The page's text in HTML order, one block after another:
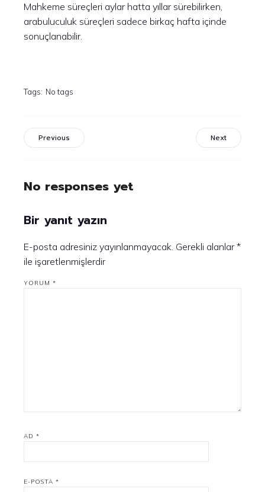
Mahkeme süreçleri aylar hatta yıllar sürebilirken,
arabuluculuk süreçleri sadece birkaç hafta içinde
sonuçlanabilir.
Tags: No tags
Previous Next
No responses yet
Bir yanıt yazın
E-posta adresiniz yayınlanmayacak. Gerekli alanlar*
ile işaretlenmişlerdir
YORUM *
AD *
E-POSTA *